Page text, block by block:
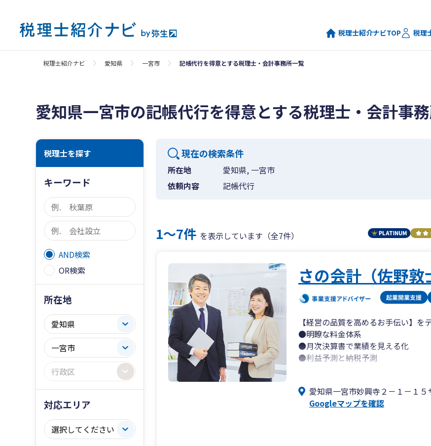
税理士紹介ナビTOP 税理
税理士紹介ナビ 愛知県 一宮市 記帳代行を得意とする税理士・会計事務所一覧
愛知県一宮市の記帳代行を得意とする税理士・会計事
税理士を探す
キーワード
AND検索
OR検索
所在地
対応エリア
現在の検索条件
所在地
愛知県, 一宮市
依頼内容
記帳代行
1〜7件 を表示しています（全7件）
さの会計（佐野敦
【経営の品質を高めるお手伝い】を
●明瞭な料金体系
●月次決算書で業績を見える化
●利益予測と納税予測
ております。
料金はお客様の年商と面談回数によ
料金プランの詳細はさの会計の公式
補助金の申請等、経営革新等支援機
愛知県一宮市妙興寺２－１－１
Googleマップを確認